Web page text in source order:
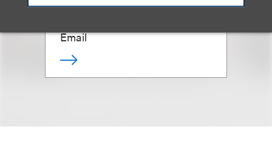
Email